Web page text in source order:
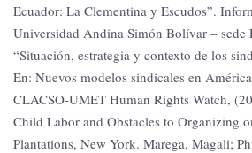
Ecuador: La Clementina y Escudos”.
Universidad Andina Simón Bolívar –
“Situación, estrategia y contexto de los
En: Nuevos modelos sindicales en
CLACSO-UMET Human Rights Watch,
Child Labor and Obstacles to Organizing
Plantations, New York. Marega, Magali;